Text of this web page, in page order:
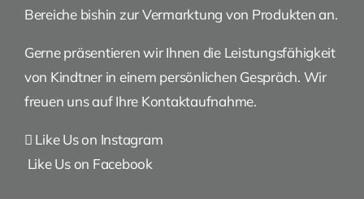
Bereiche bishin zur Vermarktung von Produkten an.
Gerne präsentieren wir Ihnen die Leistungsfähigkeit
von Kindtner in einem persönlichen Gespräch. Wir
freuen uns auf Ihre Kontaktaufnahme.
Like Us on Instagram
Like Us on Facebook